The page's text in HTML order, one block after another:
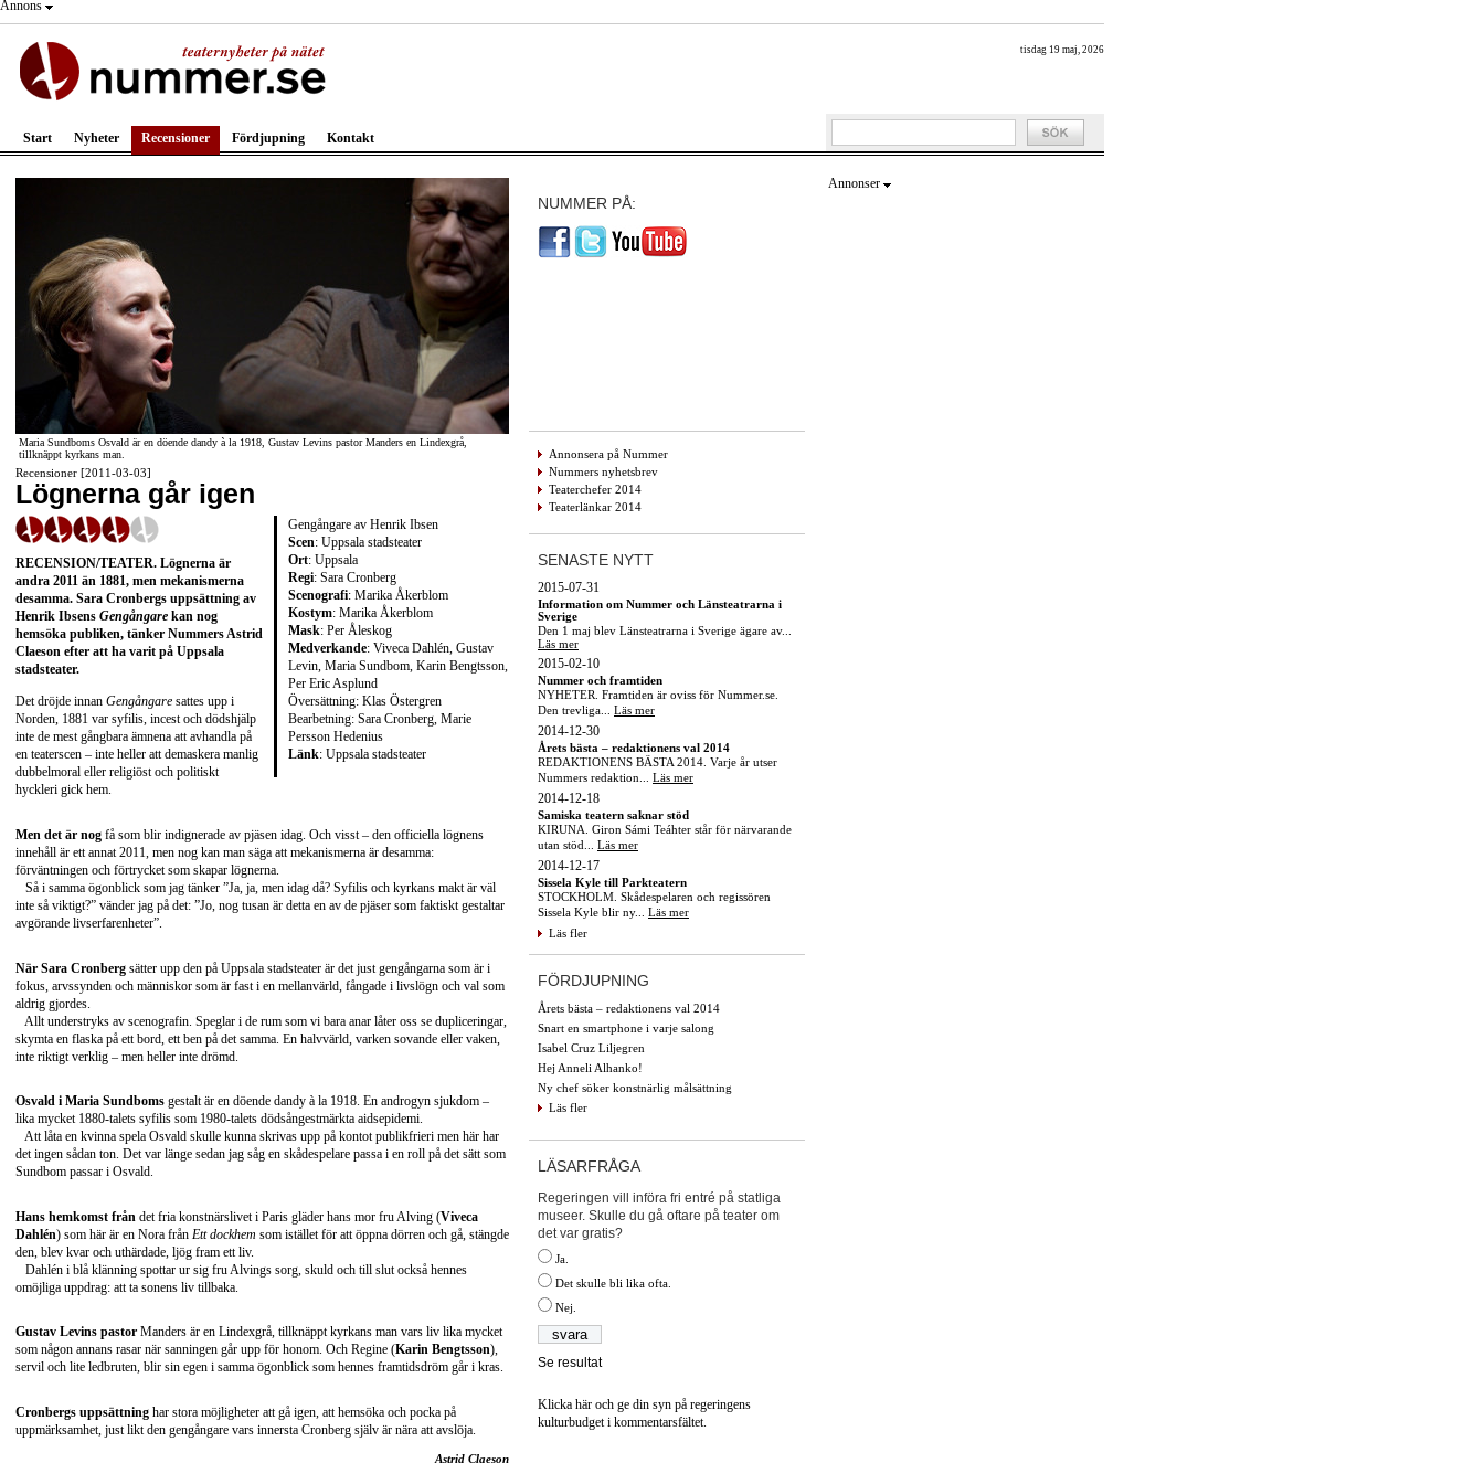
Annons
tisdag 19 maj, 2026
Start Nyheter Recensioner Fördjupning Kontakt
Maria Sundboms Osvald är en döende dandy à la 1918, Gustav Levins pastor Manders en Lindexgrå,
tillknäppt kyrkans man.
Recensioner [2011-03-03]
Lögnerna går igen
Gengångare av Henrik Ibsen
Scen: Uppsala stadsteater
Ort: Uppsala
Regi: Sara Cronberg
Scenografi: Marika Åkerblom
Kostym: Marika Åkerblom
Mask: Per Åleskog
Medverkande: Viveca Dahlén, Gustav
Levin, Maria Sundbom, Karin Bengtsson,
Per Eric Asplund
Översättning: Klas Östergren
Bearbetning: Sara Cronberg, Marie
Persson Hedenius
Länk: Uppsala stadsteater
RECENSION/TEATER. Lögnerna är
andra 2011 än 1881, men mekanismerna
desamma. Sara Cronbergs uppsättning av
Henrik Ibsens Gengångare kan nog
hemsöka publiken, tänker NummersAstrid
Claeson efter att ha varit på Uppsala
stadsteater.
Det dröjde innan Gengångare sattes upp i
Norden, 1881 var syfilis, incest och dödshjälp
inte de mest gångbara ämnena att avhandla på
en teaterscen – inte heller att demaskera manlig
dubbelmoral eller religiöst och politiskt
hyckleri gick hem.
Men det är nog få som blir indignerade av pjäsen idag. Och visst – den officiella lögnens
innehåll är ett annat 2011, men nog kan man säga att mekanismerna är desamma:
förväntningen och förtrycket som skapar lögnerna.
Så i samma ögonblick som jag tänker ”Ja, ja, men idag då? Syfilis och kyrkans makt är väl
inte så viktigt?” vänder jag på det: ”Jo, nog tusan är detta en av de pjäser som faktiskt gestaltar
avgörande livserfarenheter”.
När Sara Cronberg sätter upp den på Uppsala stadsteater är det just gengångarna som är i
fokus, arvssynden och människor som är fast i en mellanvärld, fångade i livslögn och val som
aldrig gjordes.
Allt understryks av scenografin. Speglar i de rum som vi bara anar låter oss se dupliceringar,
skymta en flaska på ett bord, ett ben på det samma. En halvvärld, varken sovande eller vaken,
inte riktigt verklig – men heller inte drömd.
Osvald i Maria Sundboms gestalt är en döende dandy à la 1918. En androgyn sjukdom –
lika mycket 1880-talets syfilis som 1980-talets dödsångestmärkta aidsepidemi.
Att låta en kvinna spela Osvald skulle kunna skrivas upp på kontot publikfrieri men här har
det ingen sådan ton. Det var länge sedan jag såg en skådespelare passa i en roll på det sätt som
Sundbom passar i Osvald.
Hans hemkomst från det fria konstnärslivet i Paris gläder hans mor fru Alving (Viveca
Dahlén) som här är en Nora från Ett dockhem som istället för att öppna dörren och gå, stängde
den, blev kvar och uthärdade, ljög fram ett liv.
Dahlén i blå klänning spottar ur sig fru Alvings sorg, skuld och till slut också hennes
omöjliga uppdrag: att ta sonens liv tillbaka.
Gustav Levins pastor Manders är en Lindexgrå, tillknäppt kyrkans man vars liv lika mycket
som någon annans rasar när sanningen går upp för honom. Och Regine (Karin Bengtsson),
servil och lite ledbruten, blir sin egen i samma ögonblick som hennes framtidsdröm går i kras.
Cronbergs uppsättning har stora möjligheter att gå igen, att hemsöka och pocka på
uppmärksamhet, just likt den gengångare vars innersta Cronberg själv är nära att avslöja.
Astrid Claeson
NUMMER PÅ:
Annonsera på Nummer
Nummers nyhetsbrev
Teaterchefer 2014
Teaterlänkar 2014
SENASTE NYTT
2015-07-31
Information om Nummer och Länsteatrarna i
Sverige
Den 1 maj blev Länsteatrarna i Sverige ägare av...
Läs mer
2015-02-10
Nummer och framtiden
NYHETER. Framtiden är oviss för Nummer.se.
Den trevliga... Läs mer
2014-12-30
Årets bästa – redaktionens val 2014
REDAKTIONENS BÄSTA 2014. Varje år utser
Nummers redaktion... Läs mer
2014-12-18
Samiska teatern saknar stöd
KIRUNA. Giron Sámi Teáhter står för närvarande
utan stöd... Läs mer
2014-12-17
Sissela Kyle till Parkteatern
STOCKHOLM. Skådespelaren och regissören
Sissela Kyle blir ny... Läs mer
Läs fler
FÖRDJUPNING
Årets bästa – redaktionens val 2014
Snart en smartphone i varje salong
Isabel Cruz Liljegren
Hej Anneli Alhanko!
Ny chef söker konstnärlig målsättning
Läs fler
LÄSARFRÅGA
Regeringen vill införa fri entré på statliga
museer. Skulle du gå oftare på teater om
det var gratis?
Ja.
Det skulle bli lika ofta.
Nej.
Se resultat
Klicka här och ge din syn på regeringens
kulturbudget i kommentarsfältet.
Annonser